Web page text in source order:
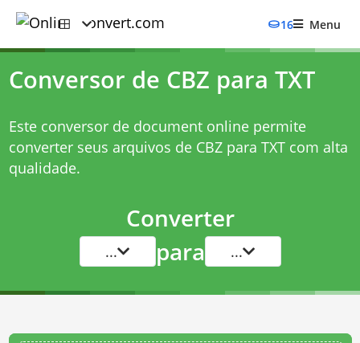
16 Menu
Conversor de CBZ para TXT
Este conversor de document online permite
converter seus arquivos de CBZ para TXT com alta
qualidade.
Converter
... para ...